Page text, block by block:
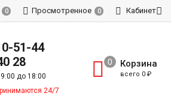
0 Просмотренное 0 Кабинет
51-44
28
до 18:00
24/7
Корзина
всего 0 ₽